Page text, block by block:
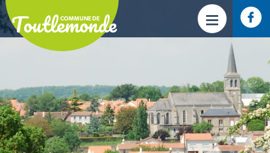
COMMUNE DE
Toutlemonde